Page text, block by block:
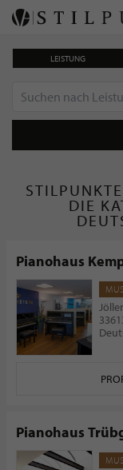
LEISTUNG
DIE
Pianohaus
Pianohaus